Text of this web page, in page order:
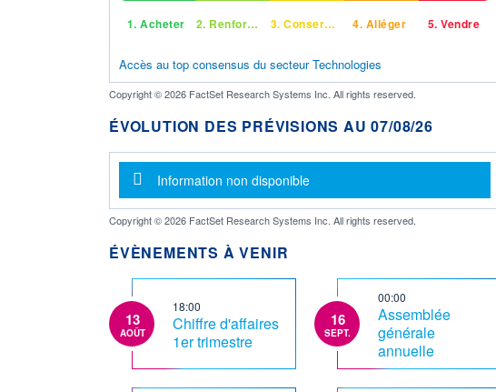
1. Acheter 2. Renforcer 3. Conserver 4. Alléger 5. Vendre
Accès au top consensus du secteur Technologies
Copyright © 2026 FactSet Research Systems Inc. All rights reserved.
ÉVOLUTION DES PRÉVISIONS AU 07/08/26
Message d'information
Information non disponible
Copyright © 2026 FactSet Research Systems Inc. All rights reserved.
ÉVÈNEMENTS À VENIR
13
AOÛT
18:00
Chiffre d'affaires
1er trimestre
16
SEPT.
00:00
Assemblée
générale
annuelle